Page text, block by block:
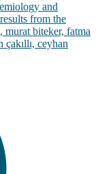
and
from the
murat biteker, fatma
ceyhan